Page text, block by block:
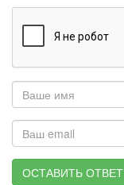
ОСТАВИТЬ ОТВЕТ